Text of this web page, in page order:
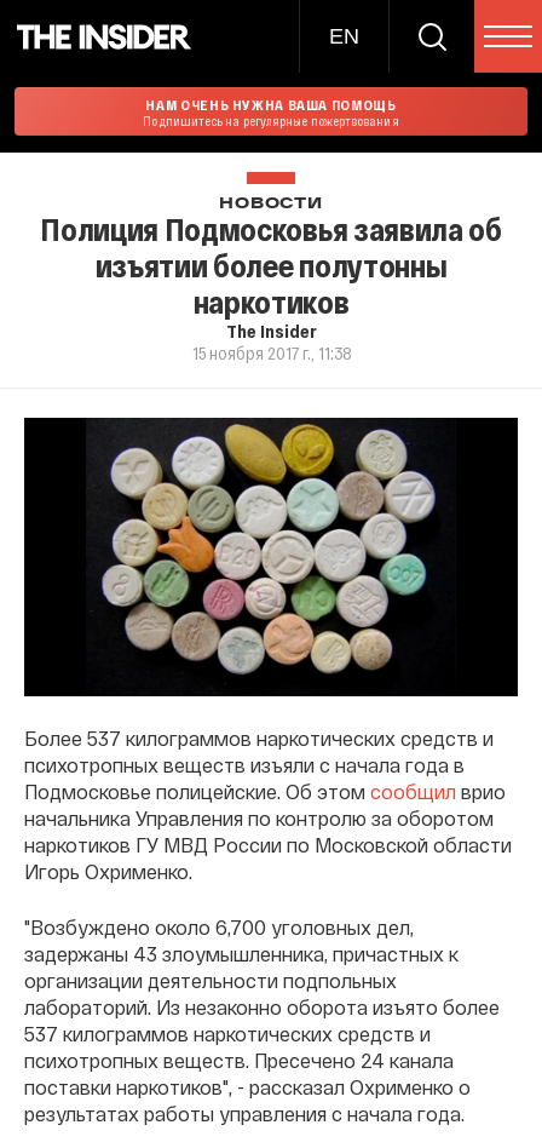
EN
НАМ ОЧЕНЬ НУЖНА ВАША ПОМОЩЬ
Подпишитесь на регулярные пожертвования
НОВОСТИ
Полиция Подмосковья заявила об
изъятии более полутонны
наркотиков
The Insider
15 ноября 2017 г., 11:38
Более 537 килограммов наркотических средств и
психотропных веществ изъяли с начала года в
Подмосковье полицейские. Об этом сообщил врио
начальника Управления по контролю за оборотом
наркотиков ГУ МВД России по Московской области
Игорь Охрименко.
"Возбуждено около 6,700 уголовных дел,
задержаны 43 злоумышленника, причастных к
организации деятельности подпольных
лабораторий. Из незаконно оборота изъято более
537 килограммов наркотических средств и
психотропных веществ. Пресечено 24 канала
поставки наркотиков", - рассказал Охрименко о
результатах работы управления с начала года.